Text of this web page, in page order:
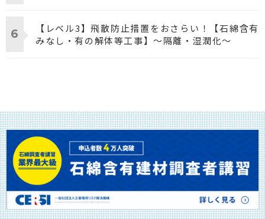
【レベル3】飛散防止措置をおさらい！【石綿含有
みなし・有の解体等工事】～隔離・湿潤化～